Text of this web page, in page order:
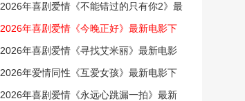
2026年喜剧爱情《不能错过的只有你2》最
新电影下载
2026年喜剧爱情《今晚正好》最新电影下
载
2026年喜剧爱情《寻找艾米丽》最新电影
下载
2026年爱情同性《互爱女孩》最新电影下
载
2026年喜剧爱情《永远心跳漏一拍》最新